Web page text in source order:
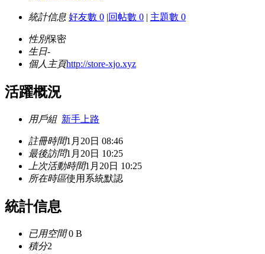
統計信息 好友數 0 |回帖數 0 | 主題數 0
性別保密
生日-
個人主頁http://store-xjo.xyz
活躍概況
用戶組 新手上路
註冊時間1月20日 08:46
最後訪問1月20日 10:25
上次活動時間1月20日 10:25
所在時區使用系統默認
統計信息
已用空間0 B
積分2